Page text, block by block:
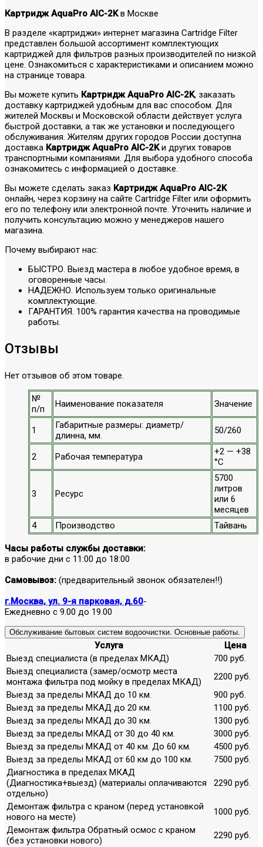
Картридж AquaPro AIC-2Kв Москве
В разделе «картриджи» интернет магазина Cartridge Filter
представлен большой ассортимент комплектующих
картриджей для фильтров разных производителей по низкой
цене. Ознакомиться с характеристиками и описанием можно
на странице товара.
Вы можете купить Картридж AquaPro AIC-2K, заказать
доставку картриджей удобным для вас способом. Для
жителей Москвы и Московской области действует услуга
быстрой доставки, а так же установки и последующего
обслуживания. Жителям других городов России доступна
доставка Картридж AquaPro AIC-2Kи других товаров
транспортными компаниями. Для выбора удобного способа
ознакомитесь с информацией о доставке.
Вы можете сделать заказ Картридж AquaPro AIC-2K
онлайн, через корзину на сайте Cartridge Filter или оформить
его по телефону или электронной почте. Уточнить наличие и
получить консультацию можно у менеджеров нашего
магазина.
Почему выбирают нас:
БЫСТРО. Выезд мастера в любое удобное время, в
оговоренные часы.
НАДЕЖНО. Используем только оригинальные
комплектующие.
ГАРАНТИЯ. 100% гарантия качества на проводимые
работы.
Отзывы
Нет отзывов об этом товаре.
№
п/п
Наименование показателя Значение
1
Габаритные размеры: диаметр/
длинна, мм.
50/260
2 Рабочая температура
+2 — +38
°С
3 Ресурс
5700
литров
или 6
месяцев
4
Производство Тайвань
Часы работы службы доставки:
в рабочие дни с 11:00 до 18:00
Самовывоз: (предварительный звонок обязателен!!)
г.Москва, ул. 9-я парковая, д.60-
Ежедневно с 9.00 до 19.00
Обслуживание бытовых систем водоочистки. Основные работы.
Услуга
Цена
Выезд специалиста (в пределах МКАД)
700 руб.
Выезд специалиста (замер/осмотр места
монтажа фильтра под мойку в пределах МКАД)
2200 руб.
Выезд за пределы МКАД до 10 км.
900 руб.
Выезд за пределы МКАД до 20 км.
1100 руб.
Выезд за пределы МКАД до 30 км.
1300 руб.
Выезд за пределы МКАД от 30 до 40 км.
3000 руб.
Выезд за пределы МКАД от 40 км. До 60 км.
4500 руб.
Выезд за пределы МКАД от 60 км до 100 км.
7500 руб.
Диагностика в пределах МКАД
(Диагностика+выезд) (материалы оплачиваются
отдельно)
2290 руб.
Демонтаж фильтра с краном (перед установкой
нового на месте)
1000 руб.
Демонтаж фильтра Обратный осмос с краном
(без установки нового)
2290 руб.